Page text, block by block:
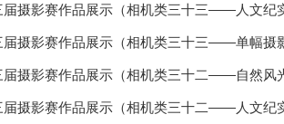
届摄影赛作品展示（相机类三十三——人文纪
届摄影赛作品展示（相机类三十三——单幅摄
届摄影赛作品展示（相机类三十二——自然风
届摄影赛作品展示（相机类三十二——人文纪